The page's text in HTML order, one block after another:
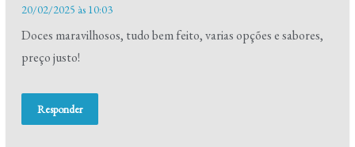
20/02/2025 às 10:03
Doces maravilhosos, tudo bem feito, varias opções e sabores,
preço justo!
Responder